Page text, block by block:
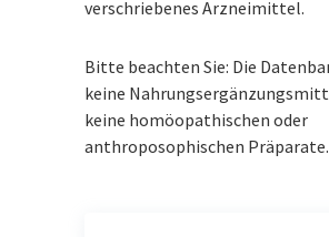
verschriebenes Arzneimittel.
Bitte beachten Sie: Die
keine
keine homöopathischen oder
anthroposophischen Präparate.